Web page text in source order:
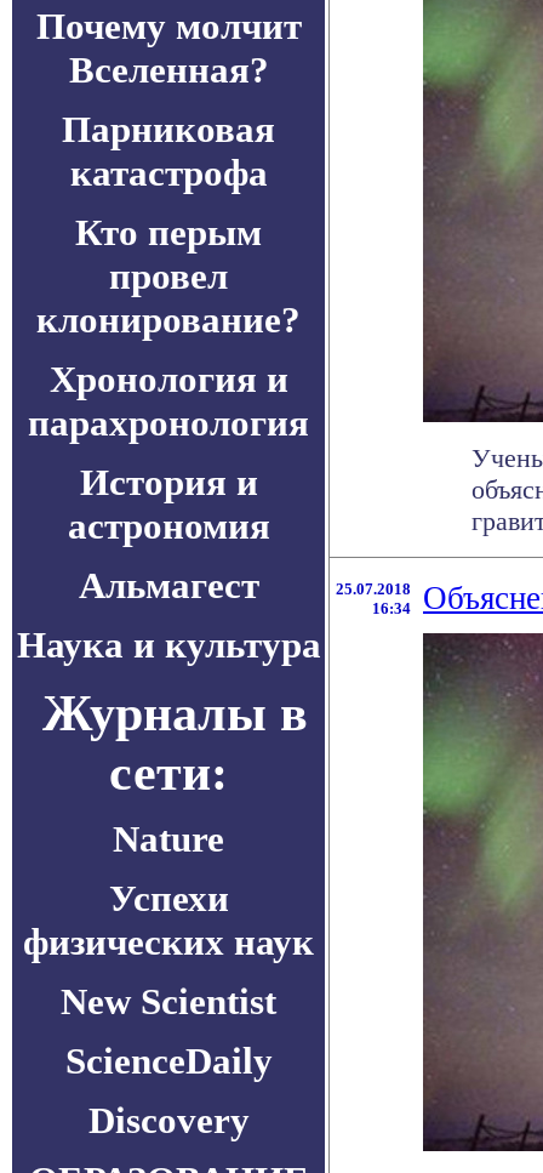
Почему молчит
Вселенная?
Парниковая
катастрофа
Кто перым
провел
клонирование?
Хронология и
парахронология
История и
астрономия
Альмагест
Наука и культура
Журналы в
сети:
Nature
Успехи
физических наук
New Scientist
ScienceDaily
Discovery
25.07.2018
16:34